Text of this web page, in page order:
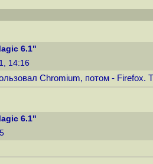
6.1"
14:16
Chromium, потом - Firefox.
6.1"